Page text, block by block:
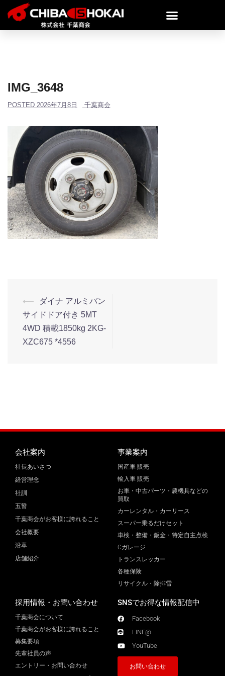
IMG_3648
POSTED 2026年7月8日 千葉商会
⟵
ダイナ アルミバン
サイドドア付き 5MT
4WD 積載1850kg 2KG-
XZC675 *4556
会社案内
社長あいさつ
経営理念
社訓
五誓
千葉商会がお客様に誇れること
会社概要
沿革
店舗紹介
事業案内
国産車 販売
輸入車 販売
お車・中古パーツ・農機具などの
買取
カーレンタル・カーリース
スーパー乗るだけセット
車検・整備・鈑金・特定自主点検
Cガレージ
トランスレッカー
各種保険
リサイクル・除排雪
採用情報・お問い合わせ
千葉商会について
千葉商会がお客様に誇れること​
募集要項
先輩社員の声
エントリー・お問い合わせ
SNSでお得な情報配信中
Facebook
LINE@
YouTube
お問い合わせ